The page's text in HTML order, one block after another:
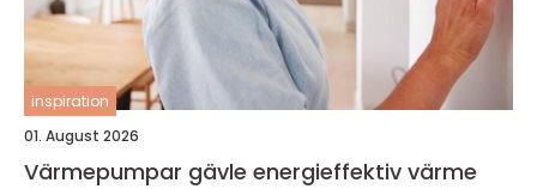
inspiration
01. August 2026
Värmepumpar gävle energieffektiv värme